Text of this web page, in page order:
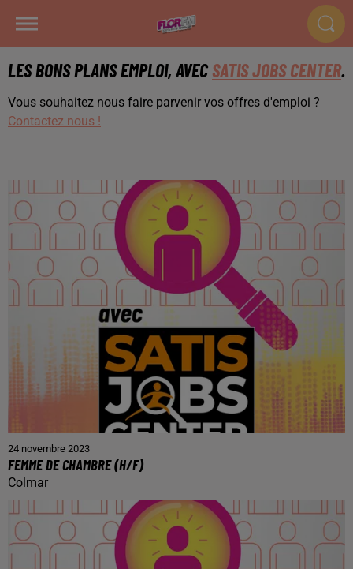
LES BONS PLANS EMPLOI, AVEC SATIS JOBS CENTER.
Vous souhaitez nous faire parvenir vos offres d'emploi ?
Contactez nous !
24 novembre 2023
FEMME DE CHAMBRE (H/F)
Colmar